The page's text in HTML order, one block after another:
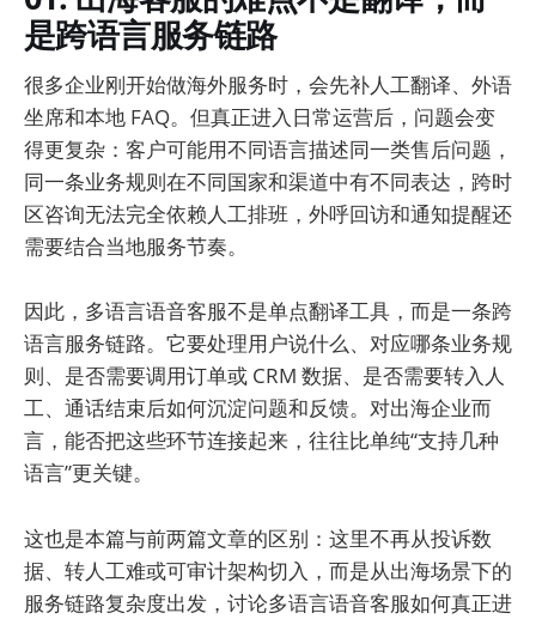
是跨语言服务链路
很多企业刚开始做海外服务时，会先补人工翻译、外语
坐席和本地 FAQ。但真正进入日常运营后，问题会变
得更复杂：客户可能用不同语言描述同一类售后问题，
同一条业务规则在不同国家和渠道中有不同表达，跨时
区咨询无法完全依赖人工排班，外呼回访和通知提醒还
需要结合当地服务节奏。
因此，多语言语音客服不是单点翻译工具，而是一条跨
语言服务链路。它要处理用户说什么、对应哪条业务规
则、是否需要调用订单或 CRM 数据、是否需要转入人
工、通话结束后如何沉淀问题和反馈。对出海企业而
言，能否把这些环节连接起来，往往比单纯“支持几种
语言”更关键。
这也是本篇与前两篇文章的区别：这里不再从投诉数
据、转人工难或可审计架构切入，而是从出海场景下的
服务链路复杂度出发，讨论多语言语音客服如何真正进